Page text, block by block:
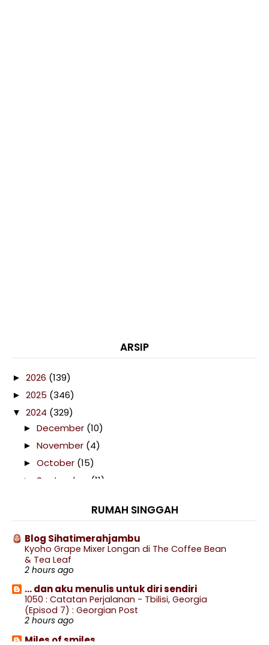
ARSIP
► 2026 (139)
► 2025 (346)
▼ 2024 (329)
► December (10)
► November (4)
► October (15)
► September (11)
► June(12)
►May(11)
▼April(47)
Open House Special Ada Barista!
Telefilem Bakal Menantu Hajah Noraini
Rendang Ayam Raya
Hiking Bukit Kepayang Ikut Laluan Pacak Sikit, Tur...
RUMAH SINGGAH
Blog Sihatimerahjambu
Kyoho Grape Mixer Longan di The Coffee Bean
& Tea Leaf
2 hours ago
... dan aku menulis untuk diri sendiri
1050 : Catatan Perjalanan - Tbilisi, Georgia
(Episod 7) : Georgian Post
2 hours ago
Miles of smiles